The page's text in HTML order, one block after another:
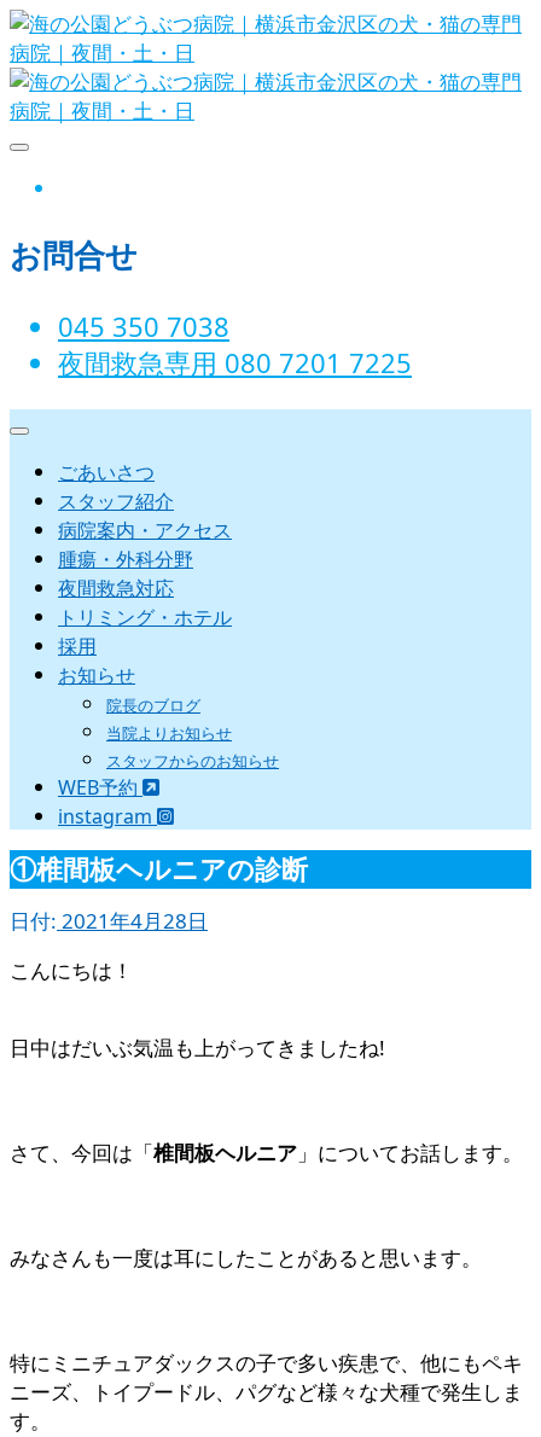
Skip
to
content
日
お問合せ
045 350 7038‬
夜間救急専用 080 7201 7225‬
ごあいさつ
スタッフ紹介
病院案内・アクセス
腫瘍・外科分野
夜間救急対応
トリミング・ホテル
採用
お知らせ
院長のブログ
当院よりお知らせ
スタッフからのお知らせ
WEB予約
instagram
①椎間板ヘルニアの診断
日付: 2021年4月28日
こんにちは！
日中はだいぶ気温も上がってきましたね!
さて、今回は「椎間板ヘルニア 」についてお話します。
みなさんも一度は耳にしたことがあると思います。
特にミニチュアダックスの子で多い疾患で、他にもペキ
ニーズ、トイプードル、パグなど様々な犬種で発生しま
す。